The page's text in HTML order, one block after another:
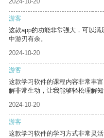
游客
这款app的功能非常强大，可以
中游刃有余。
2024-10-20
游客
这款学习软件的课程内容非常丰
解非常生动，让我能够轻松理解知
2024-10-20
游客
这款学习软件的学习方式非常灵